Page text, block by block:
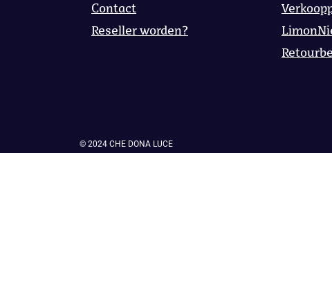
Contact
Reseller worden?
© 2024 CHE DONA LUCE